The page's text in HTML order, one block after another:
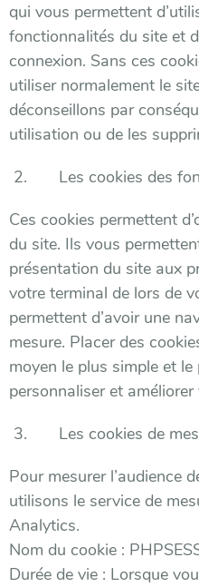
qui vous permettent
fonctionnalités du site et
connexion. Sans ces
utiliser normalement le
déconseillons par
utilisation ou de les
2. Les cookies des
Ces cookies permettent
du site. Ils vous
présentation du site aux
votre terminal de lors de
permettent d’avoir une
mesure. Placer des
moyen le plus simple et
personnaliser et
3. Les cookies de
Pour mesurer l’audience
utilisons le service de
Analytics.
Nom du cookie :
Durée de vie : Lorsque